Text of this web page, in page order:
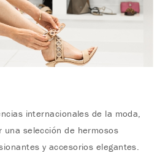
internacionales de la moda,
selección de hermosos
y accesorios elegantes.